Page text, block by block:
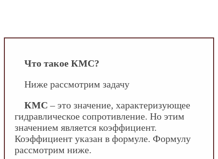
Что такое КМС?
Ниже рассмотрим задачу
КМС – это значение, характеризующее
гидравлическое сопротивление. Но этим
значением является коэффициент.
Коэффициент указан в формуле. Формулу
рассмотрим ниже.